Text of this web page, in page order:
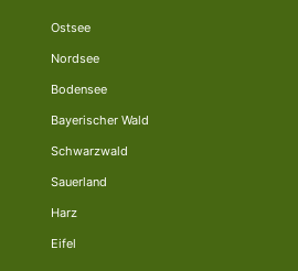
Ostsee
Nordsee
Bodensee
Bayerischer Wald
Schwarzwald
Sauerland
Harz
Eifel